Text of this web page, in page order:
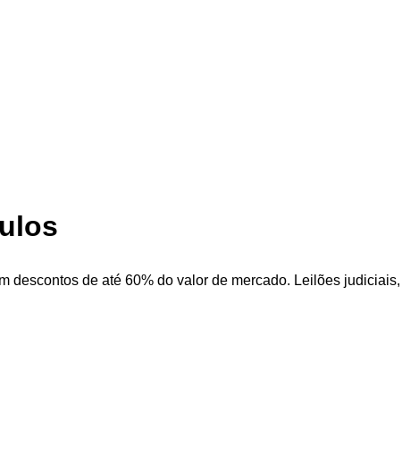
de até 60% do valor de mercado. Leilões